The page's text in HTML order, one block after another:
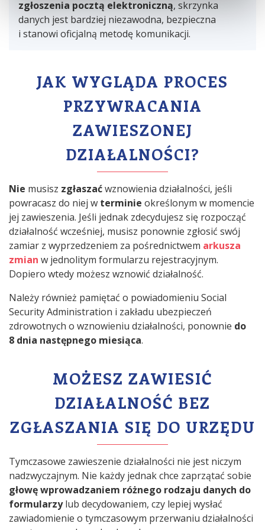
zgłoszenia pocztą elektroniczną, skrzynka
danych jest bardziej niezawodna, bezpieczna
i stanowi oficjalną metodę komunikacji.
JAK WYGLĄDA PROCES
PRZYWRACANIA
ZAWIESZONEJ
DZIAŁALNOŚCI?
Nie musisz zgłaszaćwznowienia działalności, jeśli
powracasz do niej w terminie określonym w momencie
jej zawieszenia. Jeśli jednak zdecydujesz się rozpocząć
działalność wcześniej, musisz ponownie zgłosić swój
zamiar z wyprzedzeniem za pośrednictwem arkusza
zmian w jednolitym formularzu rejestracyjnym.
Dopiero wtedy możesz wznowić działalność.
Należy również pamiętać o powiadomieniu Social
Security Administration i zakładu ubezpieczeń
zdrowotnych o wznowieniu działalności, ponownie do
8 dnia następnego miesiąca.
MOŻESZ ZAWIESIĆ
DZIAŁALNOŚĆ BEZ
ZGŁASZANIA SIĘ DO URZĘDU
Tymczasowe zawieszenie działalności nie jest niczym
nadzwyczajnym. Nie każdy jednak chce zaprzątać sobie
głowę wprowadzaniem różnego rodzaju danych do
formularzylub decydowaniem, czy lepiej wysłać
zawiadomienie o tymczasowym przerwaniu działalności